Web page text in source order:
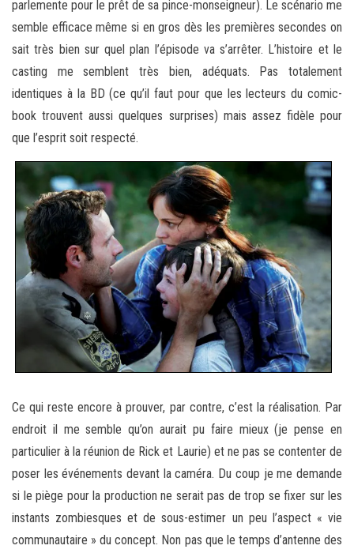
parlemente pour le prêt de sa pince-monseigneur). Le scénario me
semble efficace même si en gros dès les premières secondes on
sait très bien sur quel plan l’épisode va s’arrêter. L’histoire et le
casting me semblent très bien, adéquats. Pas totalement
identiques à la BD (ce qu’il faut pour que les lecteurs du comic-
book trouvent aussi quelques surprises) mais assez fidèle pour
que l’esprit soit respecté.
Ce qui reste encore à prouver, par contre, c’est la réalisation. Par
endroit il me semble qu’on aurait pu faire mieux (je pense en
particulier à la réunion de Rick et Laurie) et ne pas se contenter de
poser les événements devant la caméra. Du coup je me demande
si le piège pour la production ne serait pas de trop se fixer sur les
instants zombiesques et de sous-estimer un peu l’aspect « vie
communautaire » du concept. Non pas que le temps d’antenne des